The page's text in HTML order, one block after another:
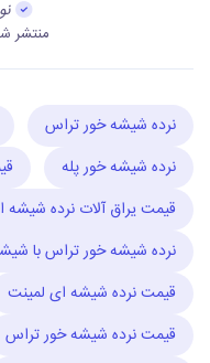
منتشر
نرده شیشه خور تراس
نرده شیشه خور پله
قیمت یراق آلات نرده شیشه
نرده شیشه خور تراس با
قیمت نرده شیشه ای لمینت
قیمت نرده شیشه خور تراس